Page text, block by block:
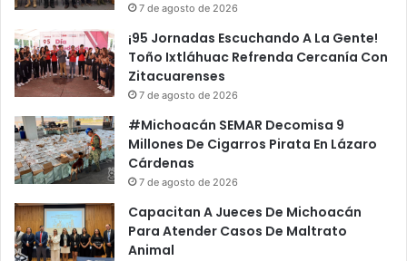
7 de agosto de 2026
¡95 Jornadas Escuchando A La Gente!
Toño Ixtláhuac Refrenda Cercanía Con
Zitacuarenses
7 de agosto de 2026
#Michoacán SEMAR Decomisa 9
Millones De Cigarros Pirata En Lázaro
Cárdenas
7 de agosto de 2026
Capacitan A Jueces De Michoacán
Para Atender Casos De Maltrato
Animal